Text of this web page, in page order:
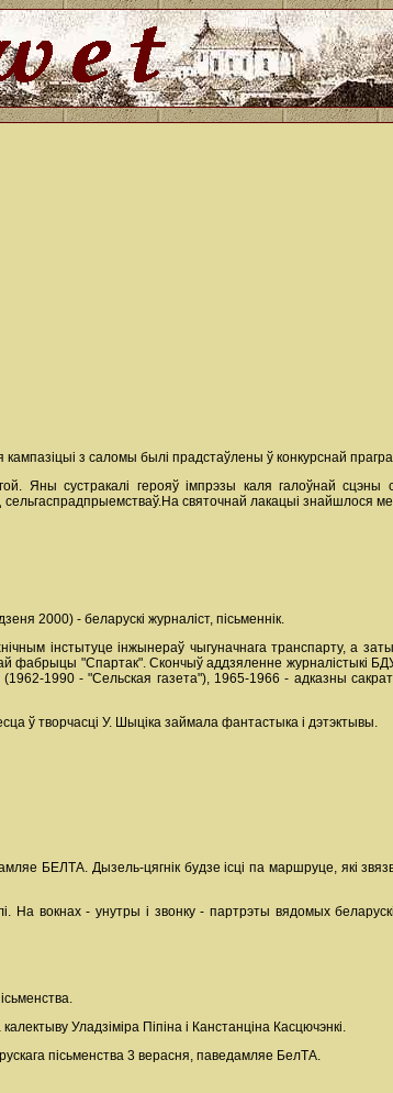
кампазіцыі з саломы былі прадстаўлены ў конкурснай
Яны сустракалі герояў імпрэзы каля галоўнай
святочнай лакацыі знайшлося
2000) - беларускі журналіст, пісьменнік.
інстытуце інжынераў чыгуначнага транспарту, а
фабрыцы "Спартак". Скончыў аддзяленне журналістыкі
1990 - "Сельская газета"), 1965-1966 - адказны
ў творчасці У. Шыціка займала фантастыка і дэтэктывы.
БЕЛТА. Дызель-цягнік будзе ісці па маршруце, які
вокнах - унутры і звонку - партрэты вядомых
Уладзіміра Піпіна і Канстанціна Касцючэнкі.
пісьменства 3 верасня, паведамляе БелТА.